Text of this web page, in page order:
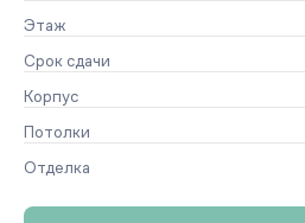
Этаж
Срок сдачи
Корпус
Потолки
Отделка